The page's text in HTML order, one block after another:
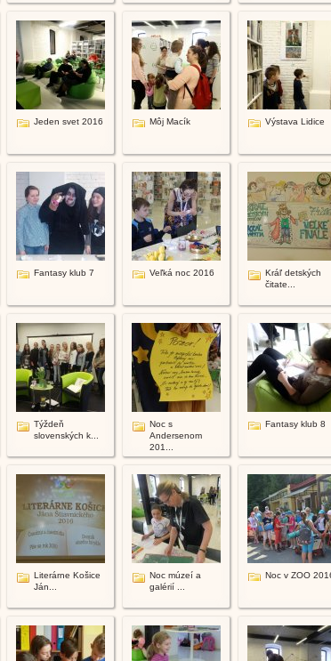
Jeden svet 2016 Môj Macík Výstava Lidice
Fantasy klub 7 Veľká noc 2016
Kráľ detských
čitate...
Týždeň
slovenských k...
Noc s
Andersenom
201...
Fantasy klub 8
Literárne Košice
Ján...
Noc múzeí a
galérií ...
Noc v ZOO